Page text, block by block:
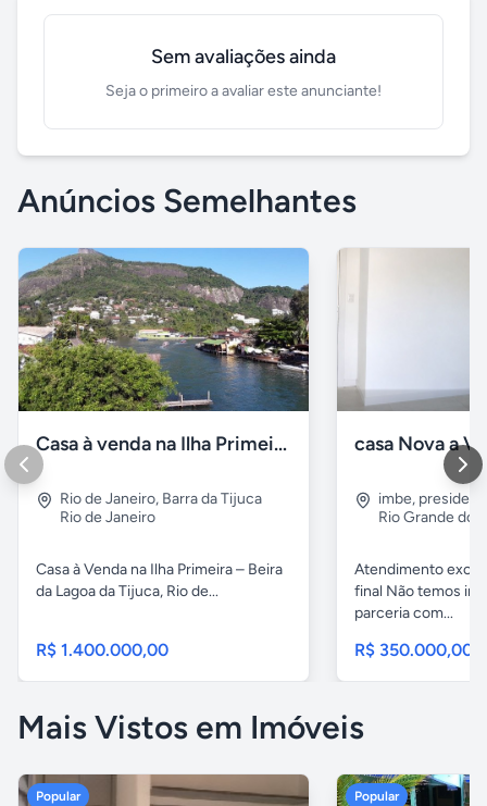
Sem avaliações ainda
Seja o primeiro a avaliar este anunciante!
Anúncios Semelhantes
Casa à venda na Ilha Primeira, Barra da Tijuca - RJ
Rio de Janeiro, Barra da Tijuca
Rio de Janeiro
Casa à Venda na Ilha Primeira – Beira
da Lagoa da Tijuca, Rio de...
R$ 1.400.000,00
imbe,
Rio Grande do
Atendimento
final Não temos
parceria com...
R$ 350.000,00
Mais Vistos em Imóveis
Popular Popular